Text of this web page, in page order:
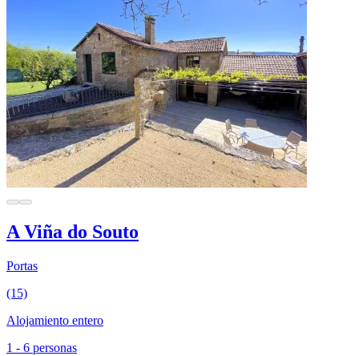
A Viña do Souto
Portas
(15)
Alojamiento entero
1 - 6 personas